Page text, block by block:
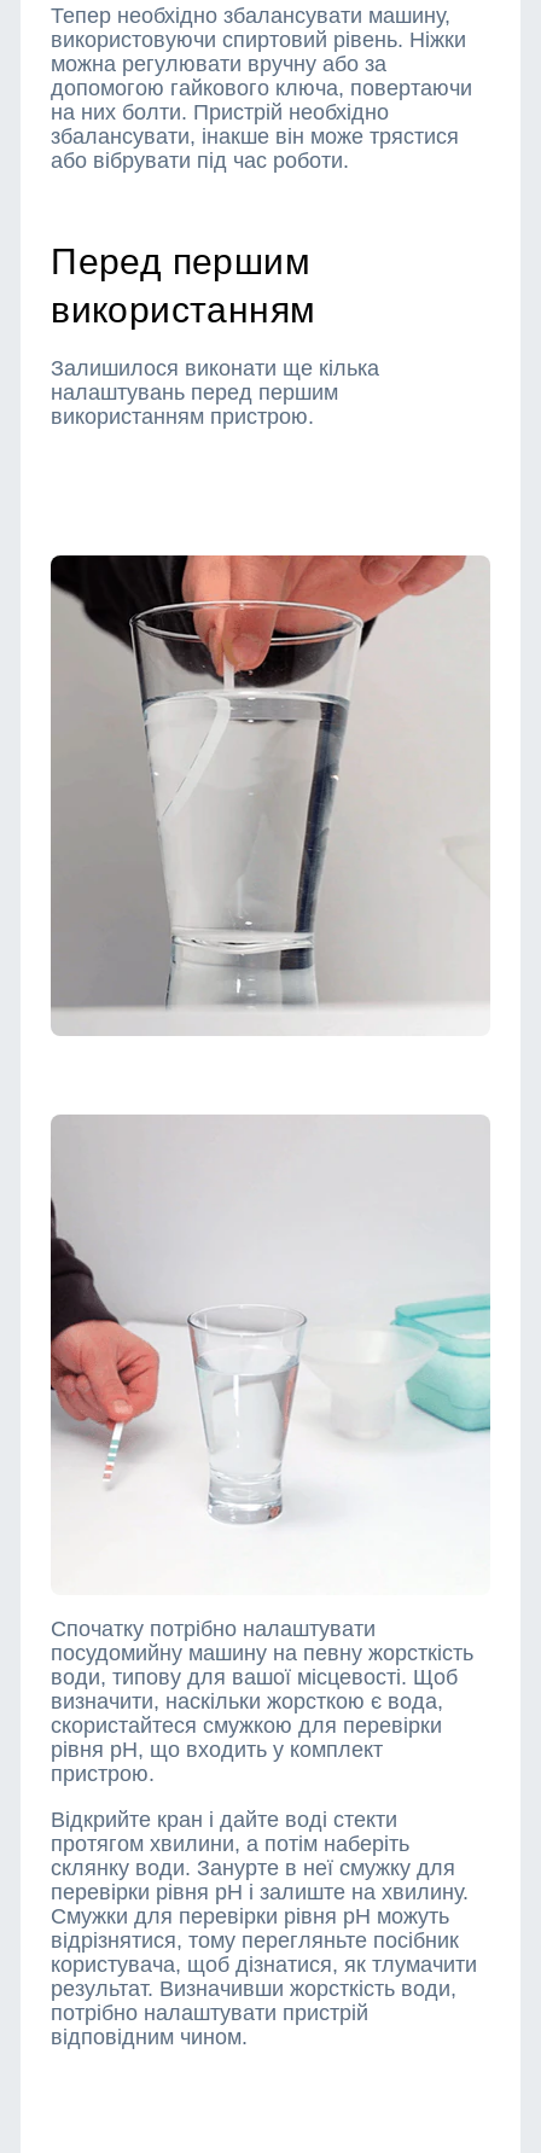
Тепер необхідно збалансувати машину,
використовуючи спиртовий рівень. Ніжки
можна регулювати вручну або за
допомогою гайкового ключа, повертаючи
на них болти. Пристрій необхідно
збалансувати, інакше він може трястися
або вібрувати під час роботи.
Перед першим
використанням
Залишилося виконати ще кілька
налаштувань перед першим
використанням пристрою.
Спочатку потрібно налаштувати
посудомийну машину на певну жорсткість
води, типову для вашої місцевості. Щоб
визначити, наскільки жорсткою є вода,
скористайтеся смужкою для перевірки
рівня pH, що входить у комплект
пристрою.
Відкрийте кран і дайте воді стекти
протягом хвилини, а потім наберіть
склянку води. Занурте в неї смужку для
перевірки рівня pH і залиште на хвилину.
Смужки для перевірки рівня pH можуть
відрізнятися, тому перегляньте посібник
користувача, щоб дізнатися, як тлумачити
результат. Визначивши жорсткість води,
потрібно налаштувати пристрій
відповідним чином.